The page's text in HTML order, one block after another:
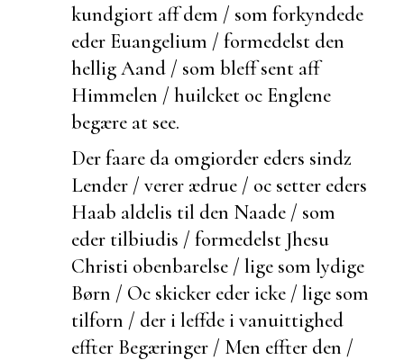
kundgiort aff dem / som forkyndede
eder Euangelium / formedelst den
hellig Aand / som bleff sent aff
Himmelen / huilcket oc Englene
begære at see.
Der faare da omgiorder eders sindz
Lender / verer ædrue / oc setter eders
Haab aldelis til den Naade / som
eder tilbiudis / formedelst Jhesu
Christi obenbarelse / lige som lydige
Børn / Oc skicker eder icke / lige som
tilforn / der i leffde i vanuittighed
effter Begæringer / Men effter den /